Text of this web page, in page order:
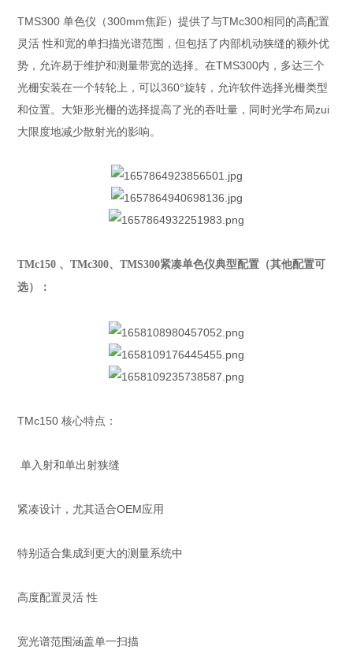
TMS300 单色仪（300mm焦距）提供了与TMc300相同的高配置
灵活 性和宽的单扫描光谱范围，但包括了内部机动狭缝的额外优
势，允许易于维护和测量带宽的选择。在TMS300内，多达三个
光栅安装在一个转轮上，可以360°旋转，允许软件选择光栅类型
和位置。大矩形光栅的选择提高了光的吞吐量，同时光学布局zui
大限度地减少散射光的影响。
TMc150 、TMc300、TMS300紧凑单色仪典型配置（其他配置可
选）：
TMc150 核心特点：
单入射和单出射狭缝
紧凑设计，尤其适合OEM应用
特别适合集成到更大的测量系统中
高度配置灵活 性
宽光谱范围涵盖单一扫描